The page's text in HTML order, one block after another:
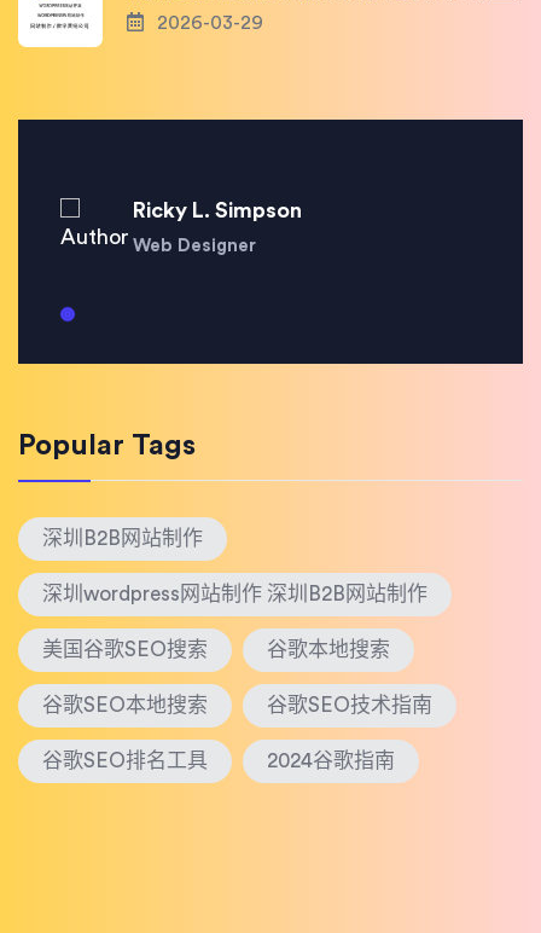
2026-03-29
Ricky L. Simpson
Web Designer
Popular Tags
深圳B2B网站制作
深圳wordpress网站制作 深圳B2B网站制作
美国谷歌SEO搜索 谷歌本地搜索
谷歌SEO本地搜索 谷歌SEO技术指南
谷歌SEO排名工具 2024谷歌指南